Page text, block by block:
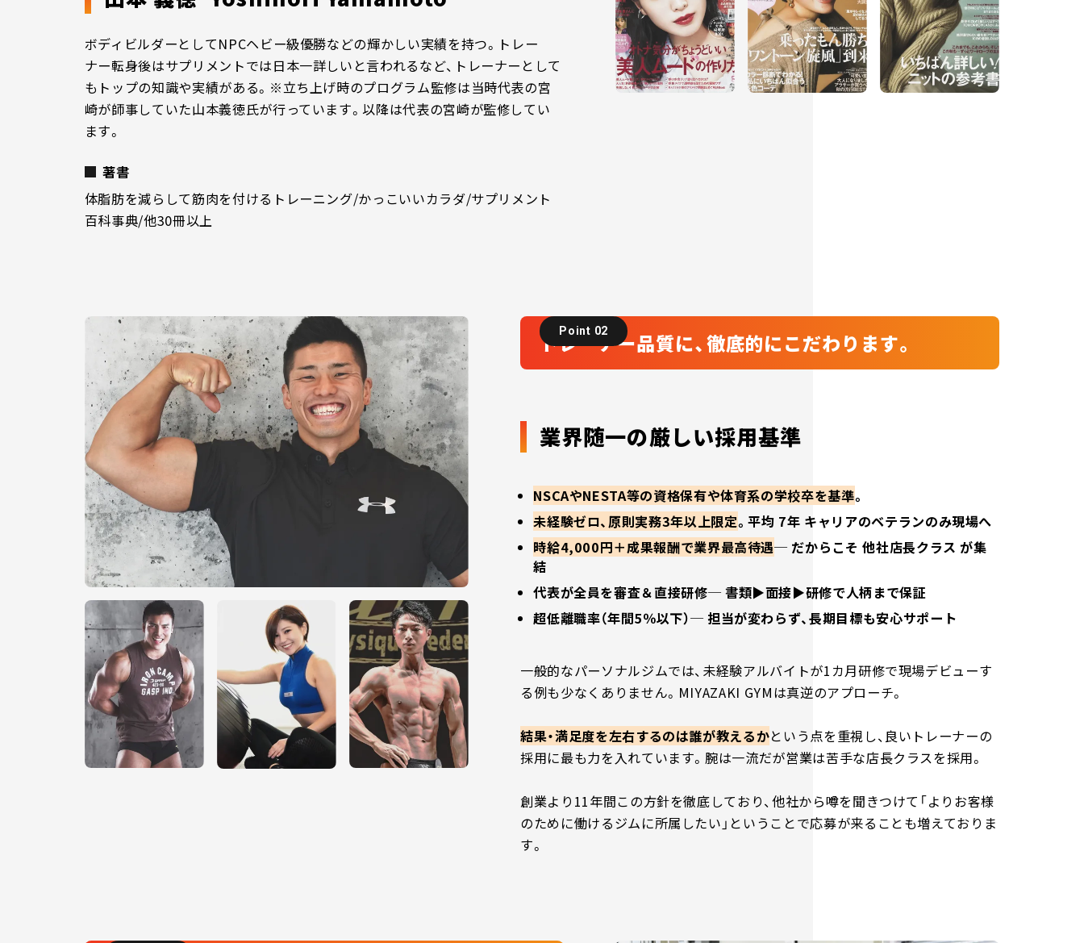
ボディビルダーとしてNPCヘビー級優勝などの輝かしい実績を持つ。トレー
ナー転身後はサプリメントでは日本一詳しいと言われるなど、トレーナーとして
もトップの知識や実績がある。※立ち上げ時のプログラム監修は当時代表の宮
崎が師事していた山本義徳氏が行っています。以降は代表の宮崎が監修してい
ます。
著書
体脂肪を減らして筋肉を付けるトレーニング/かっこいいカラダ/サプリメント
百科事典/他30冊以上
Point 02
トレーナー品質に、徹底的にこだわります。
業界随一の厳しい採用基準
NSCAやNESTA等の資格保有や体育系の学校卒を基準。
未経験ゼロ、原則実務3年以上限定。平均 7年 キャリアのベテランのみ現場へ
時給4,000円＋成果報酬で業界最高待遇─ だからこそ 他社店長クラス が集
結
代表が全員を審査＆直接研修─ 書類▶面接▶研修で人柄まで保証
超低離職率（年間5％以下）─ 担当が変わらず、長期目標も安心サポート
一般的なパーソナルジムでは、未経験アルバイトが1カ月研修で現場デビューす
る例も少なくありません。MIYAZAKI GYMは真逆のアプローチ。
結果・満足度を左右するのは誰が教えるかという点を重視し、良いトレーナーの
採用に最も力を入れています。腕は一流だが営業は苦手な店長クラスを採用。
創業より11年間この方針を徹底しており、他社から噂を聞きつけて「よりお客様
のために働けるジムに所属したい」ということで応募が来ることも増えておりま
す。